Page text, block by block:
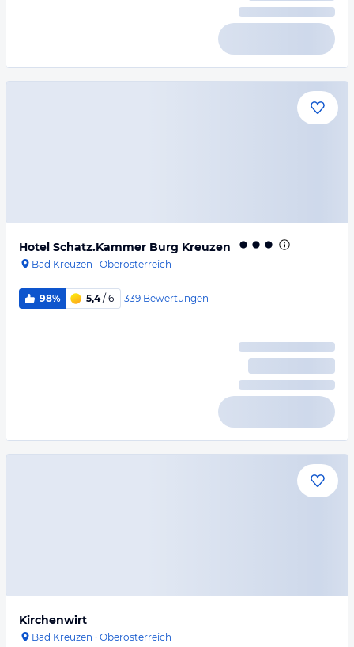
Hotel Schatz.Kammer Burg Kreuzen
Bad Kreuzen · Oberösterreich
98% 5,4/ 6 339 Bewertungen
Kirchenwirt
Bad Kreuzen · Oberösterreich